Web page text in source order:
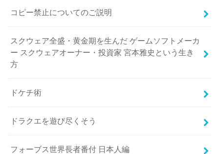
コピー禁止についてのご説明
スクウェア全盛・黄金期を生んだ ゲームソフトメーカ
ー スクウェアオーナー・投資家 宮本雅史という生き
方
ドケチ術
ドラクエを遊び尽くそう
フォーブス世界長者番付 日本人編